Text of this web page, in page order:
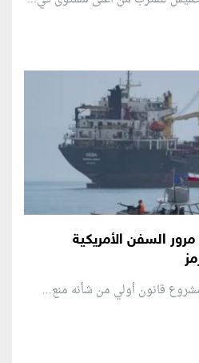
السفن الأمريكية
قانون ⁠أولي من شأنه منع...